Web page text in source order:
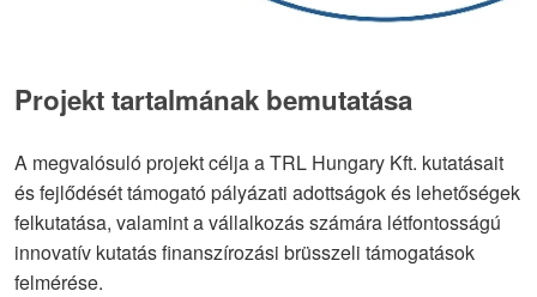
Projekt tartalmának bemutatása
A megvalósuló projekt célja a TRL Hungary Kft. kutatásait
és fejlődését támogató pályázati adottságok és lehetőségek
felkutatása, valamint a vállalkozás számára létfontosságú
innovatív kutatás finanszírozási brüsszeli támogatások
felmérése.